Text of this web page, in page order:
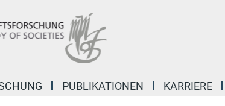
PUBLIKATIONEN KARRIERE